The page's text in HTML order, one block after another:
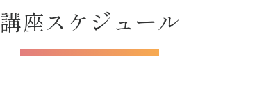
講座スケジュール